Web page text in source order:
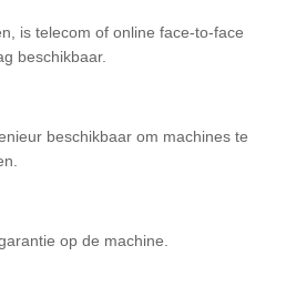
is telecom of online face-to-face
beschikbaar.
beschikbaar om machines te
op de machine.